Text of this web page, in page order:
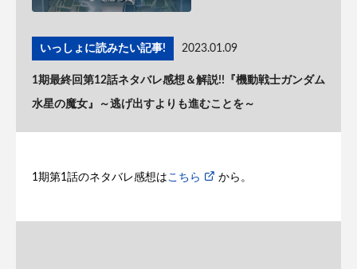
いっしょに読みたい記事! 2023.01.09
1期最終回第12話ネタバレ感想＆解説!!『機動戦士ガンダム
水星の魔女』～逃げ出すよりも進むことを～
1期第1話のネタバレ感想はこちら から。